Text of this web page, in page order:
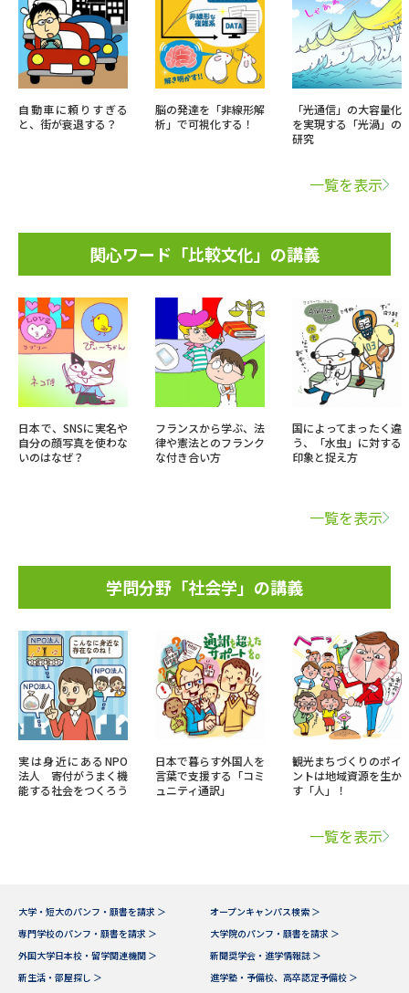
自動車に頼りすぎる
と、街が衰退する？
脳の発達を「非線形解
析」で可視化する！
「光通信」の大容量化
を実現する「光渦」の
研究
一覧を表示
関心ワード「比較文化」の講義
日本で、SNSに実名や
自分の顔写真を使わな
いのはなぜ？
フランスから学ぶ、法
律や憲法とのフランク
な付き合い方
国によってまったく違
う、「水虫」に対する
印象と捉え方
一覧を表示
学問分野「社会学」の講義
実は身近にあるNPO
法人 寄付がうまく機
能する社会をつくろう
日本で暮らす外国人を
言葉で支援する「コミ
ュニティ通訳」
観光まちづくりのポイ
ントは地域資源を生か
す「人」！
一覧を表示
大学・短大のパンフ・願書を請求 ＞
オープンキャンパス検索 ＞
専門学校のパンフ・願書を請求 ＞
大学院のパンフ・願書を請求 ＞
外国大学日本校・留学関連機関 ＞
新聞奨学会・進学情報誌 ＞
新生活・部屋探し ＞
進学塾・予備校、高卒認定予備校 ＞